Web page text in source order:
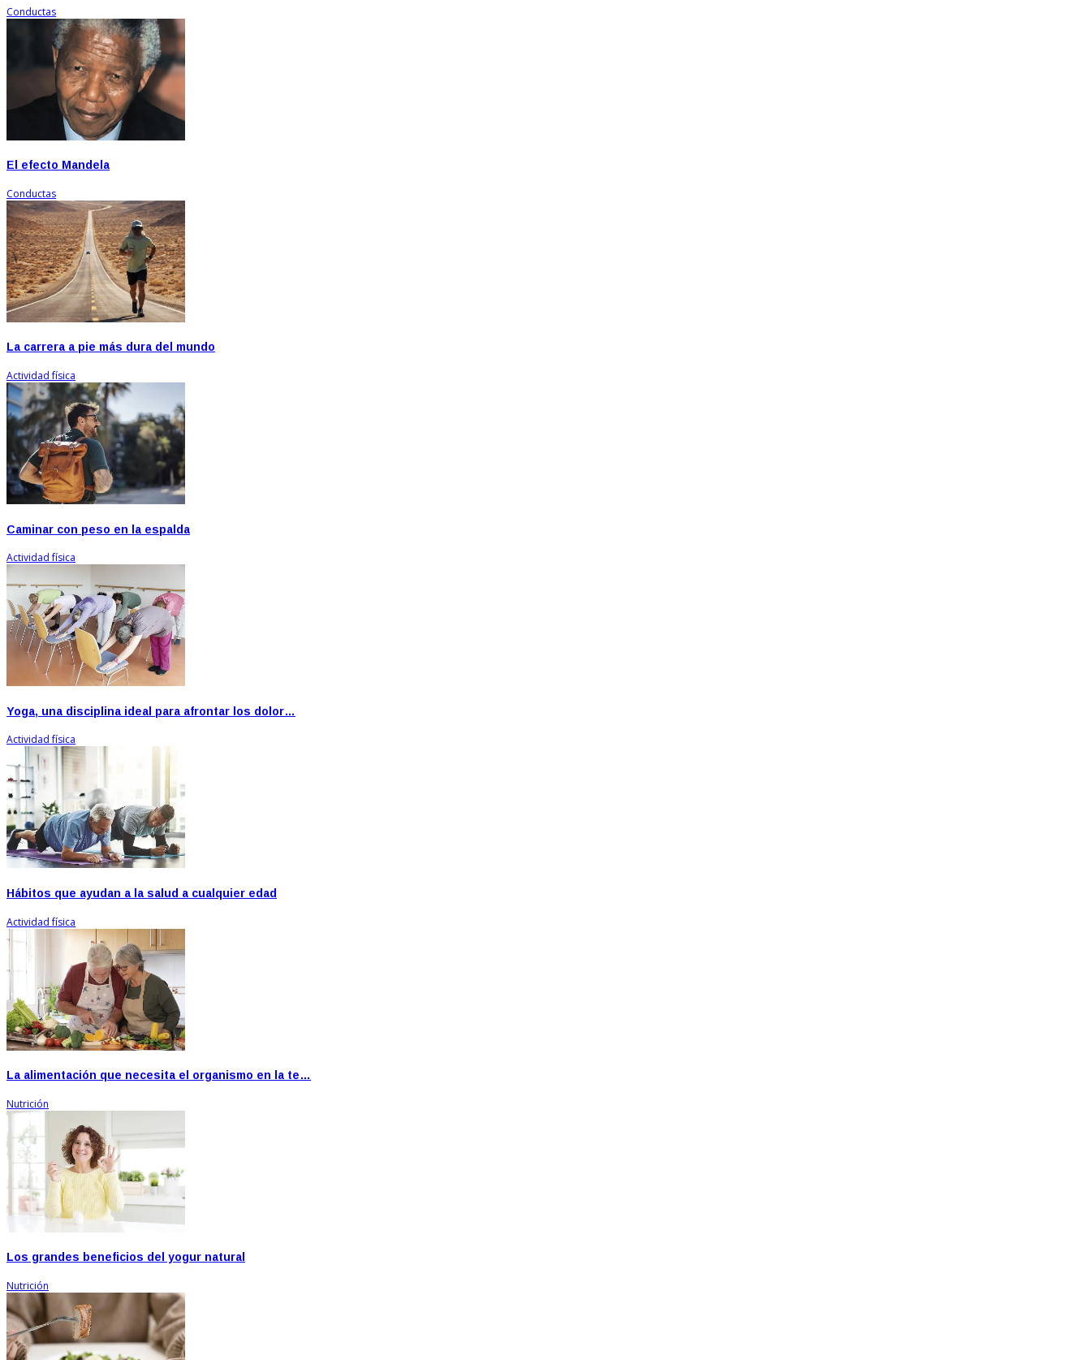
Conductas
El efecto Mandela
Conductas
La carrera a pie más dura del mundo
Actividad física
Caminar con peso en la espalda
Actividad física
Yoga, una disciplina ideal para afrontar los dolor…
Actividad física
Hábitos que ayudan a la salud a cualquier edad
Actividad física
La alimentación que necesita el organismo en la te…
Nutrición
Los grandes beneficios del yogur natural
Nutrición